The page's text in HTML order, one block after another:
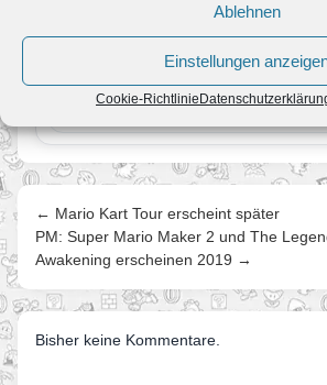
Ablehnen
Einstellungen
Cookie-Richtlinie
Von JoKo•8. April 2026
Manche Spiele verschwinden
Mario Galaxy nicht.
← Mario Kart Tour erscheint später
PM: Super Mario Maker 2 und The
Awakening erscheinen 2019 →
Bisher keine Kommentare.